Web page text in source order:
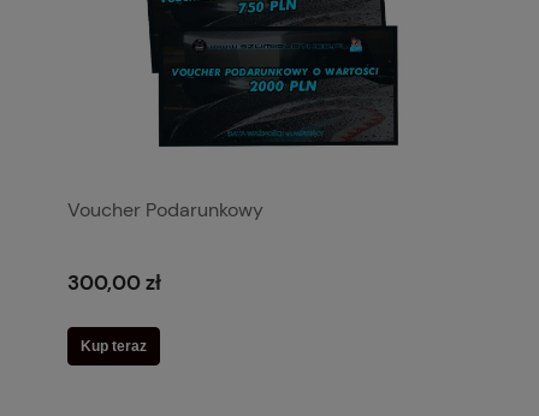
Voucher Podarunkowy
300,00 zł
Kup teraz